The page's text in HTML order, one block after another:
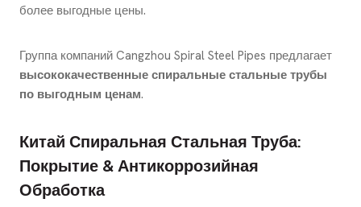
более выгодные цены.
Группа компаний Cangzhou Spiral Steel Pipes предлагает
высококачественные спиральные стальные трубы
по выгодным ценам.
Китай Спиральная Стальная Труба:
Покрытие & Антикоррозийная
Обработка